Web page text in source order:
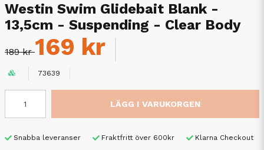
Westin Swim Glidebait Blank -
13,5cm - Suspending - Clear Body
189 kr169 kr
73639
LÄGG I VARUKORGEN
Snabba leveranser Fraktfritt över 600kr Klarna Checkout